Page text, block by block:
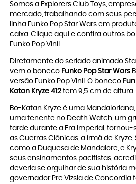
Somos a Explorers Club Toys,
mercado, trabalhando com seus
linha Funko Pop Star Wars em
caixa. Clique aqui e confira outros
Funko Pop Vinil .
Diretamente do seriado animado
vem o boneco Funko Pop Star Wars
versão Funko Pop Vinil. O boneco
Katan Kryze 412 tem 9,5 cm de altura.
Bo-Katan Kryze é uma
uma tenente no Death Watch, um
tarde durante a Era Imperial, tornou-
as Guerras Clônicas, a irmã de
como a Duquesa de Mandalore, e
seus ensinamentos pacifistas,
deveria se orgulhar de sua história
governador Pre Vizsla de Concordia